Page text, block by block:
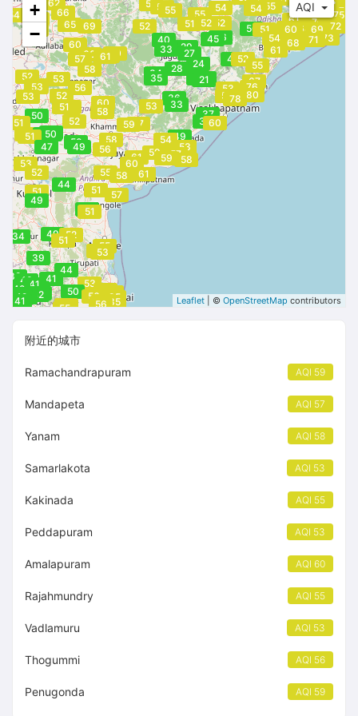
AQI
51
52
55
53
50
40
76
52 55
44
53
54
46
34
51
22
41
49
49
71
35
58
60
60
47
78
51
59
59
69 72
58
50
55
51
58
50
56
62
58
51
49
28
40
27
64
53
42
73
55
35
52
54
55 54
42
33
50
85
61
56
47
55
55
51
33
81
53 58
53
56
45
39
49
85
22
42
44
50
73
37
60 61
61
50 54
57
60
53
49
52
60
41
53
61
57
75
57
38
24
68
42
52
68
67
34
52
52
42
36
51
85
54
69
52
56
53
51
80
51
58
53
55
46
34
51
85
21
42
69
60
57 61
61 59
58
65 73
78
56
49
52
55
53
52
66
60
48
75
53
41
54
29
70
+
−
Leaflet | © OpenStreetMap contributors
附近的城市
Ramachandrapuram AQI 59
Mandapeta AQI 57
Yanam AQI 58
Samarlakota AQI 53
Kakinada AQI 55
Peddapuram AQI 53
Amalapuram AQI 60
Rajahmundry AQI 55
Vadlamuru AQI 53
Thogummi AQI 56
Penugonda AQI 59